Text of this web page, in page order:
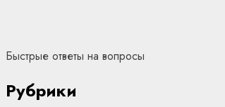
Быстрые ответы на вопросы
Рубрики